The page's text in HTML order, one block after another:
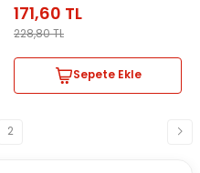
171,60 TL
228,80TL
Sepete Ekle
2